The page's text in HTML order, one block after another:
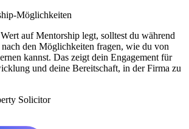
Möglichkeiten
auf Mentorship legt, solltest du während
den Möglichkeiten fragen, wie du von
kannst. Das zeigt dein Engagement für
und deine Bereitschaft, in der Firma zu
Solicitor